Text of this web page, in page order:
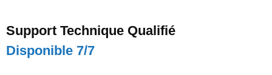
Support Technique Qualifié
Disponible 7/7